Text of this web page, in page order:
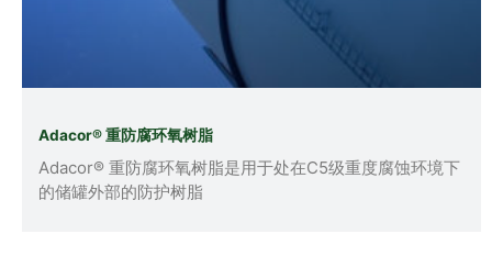
Adacor® 重防腐环氧树脂
Adacor® 重防腐环氧树脂是用于处在C5级重度腐蚀环境下
的储罐外部的防护树脂